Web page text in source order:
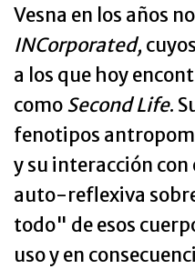
Vesna en los años
INCorporated,
a los que hoy
comoSecond Life.
fenotipos
y su interacción con
auto-reflexiva
todo" de esos
uso y en